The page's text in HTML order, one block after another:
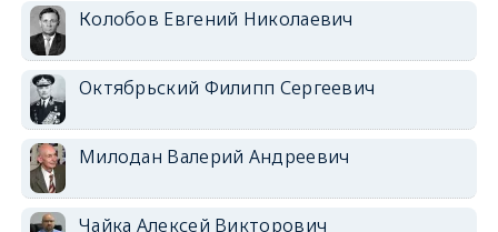
Колобов Евгений Николаевич
Октябрьский Филипп Сергеевич
Милодан Валерий Андреевич
Чайка Алексей Викторович